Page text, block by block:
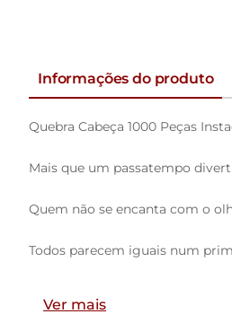
Informações do produto
Quebra Cabeça 1000 Peças
Mais que um passatempo
Quem não se encanta com o
Todos parecem iguais num
Ver mais